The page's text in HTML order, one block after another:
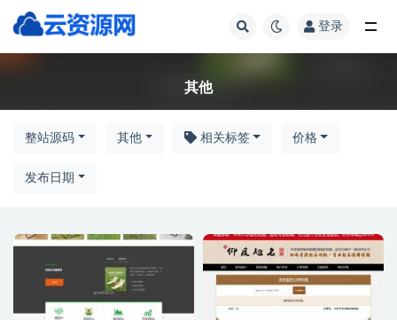
登录
其他
整站源码 其他 相关标签 价格
发布日期